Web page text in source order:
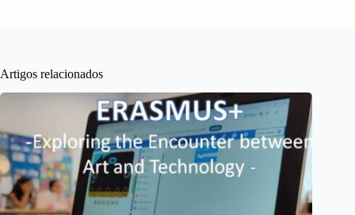
Artigos relacionados